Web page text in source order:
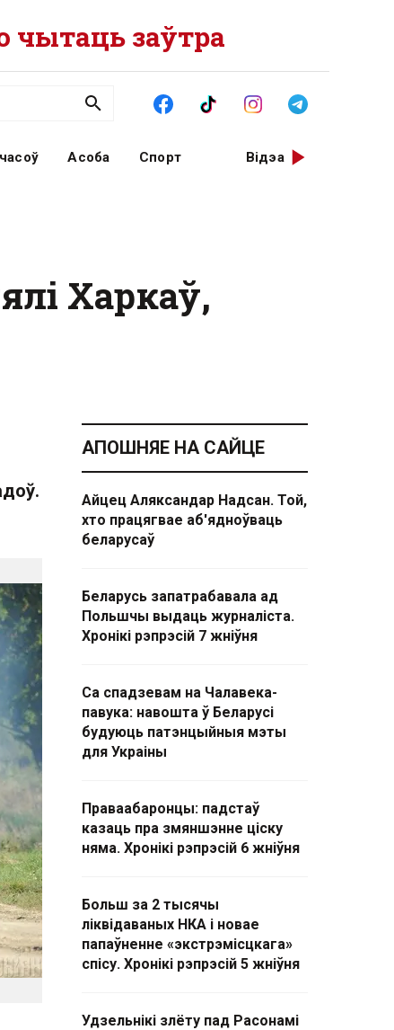
чытаць заўтра
Асоба Спорт Відэа
Харкаў,
АПОШНЯЕ НА САЙЦЕ
Айцец Аляксандар Надсан. Той,
хто працягвае аб'ядноўваць
беларусаў
Беларусь запатрабавала ад
Польшчы выдаць журналіста.
Хронікі рэпрэсій 7 жніўня
Са спадзевам на Чалавека-
павука: навошта ў Беларусі
будуюць патэнцыйныя мэты
для Украіны
Праваабаронцы: падстаў
казаць пра змяншэнне ціску
няма. Хронікі рэпрэсій 6 жніўня
Больш за 2 тысячы
ліквідаваных НКА і новае
папаўненне «экстрэмісцкага»
спісу. Хронікі рэпрэсій 5 жніўня
Удзельнікі злёту пад Расонамі